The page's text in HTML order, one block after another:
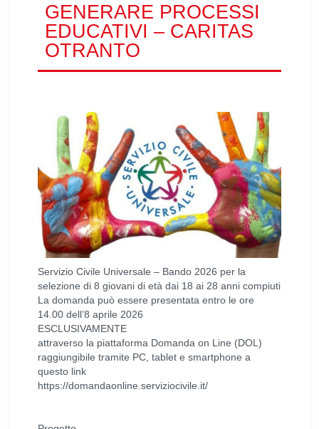
GENERARE PROCESSI
EDUCATIVI – CARITAS
OTRANTO
Servizio Civile Universale – Bando 2026 per la
selezione di 8 giovani di età dai 18 ai 28 anni compiuti
La domanda può essere presentata entro le ore
14.00 dell’8 aprile 2026
ESCLUSIVAMENTE
attraverso la piattaforma Domanda on Line (DOL)
raggiungibile tramite PC, tablet e smartphone a
questo link
https://domandaonline.serviziocivile.it/